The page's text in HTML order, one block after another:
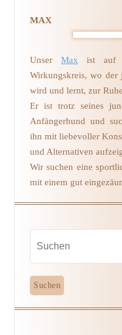
MAX
UnserMax ist auf
Wirkungskreis, wo der
wird und lernt, zur
Er ist trotz seines
Anfängerhund und
ihn mit liebevoller
und Alternativen
Wir suchen eine
mit einem gut